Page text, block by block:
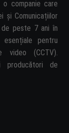
companie care
și Comunicațiilor
peste 7 ani în
esențiale pentru
video (CCTV).
producători de